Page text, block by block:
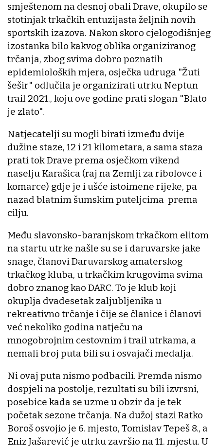
smještenom na desnoj obali Drave, okupilo se
stotinjak trkačkih entuzijasta željnih novih
sportskih izazova. Nakon skoro cjelogodišnjeg
izostanka bilo kakvog oblika organiziranog
trčanja, zbog svima dobro poznatih
epidemioloških mjera, osječka udruga "Žuti
šešir" odlučila je organizirati utrku Neptun
trail 2021., koju ove godine prati slogan "Blato
je zlato".
Natjecatelji su mogli birati između dvije
dužine staze, 12 i 21 kilometara, a sama staza
prati tok Drave prema osječkom vikend
naselju Karašica (raj na Zemlji za ribolovce i
komarce) gdje je i ušće istoimene rijeke, pa
nazad blatnim šumskim puteljcima prema
cilju.
Među slavonsko-baranjskom trkačkom elitom
na startu utrke našle su se i daruvarske jake
snage, članovi Daruvarskog amaterskog
trkačkog kluba, u trkačkim krugovima svima
dobro znanog kao DARC. To je klub koji
okuplja dvadesetak zaljubljenika u
rekreativno trčanje i čije se članice i članovi
već nekoliko godina natječu na
mnogobrojnim cestovnim i trail utrkama, a
nemali broj puta bili su i osvajači medalja.
Ni ovaj puta nismo podbacili. Premda nismo
dospjeli na postolje, rezultati su bili izvrsni,
posebice kada se uzme u obzir da je tek
početak sezone trčanja. Na dužoj stazi Ratko
Boroš osvojio je 6. mjesto, Tomislav Tepeš 8., a
Eniz Jašarević je utrku završio na 11. mjestu. U